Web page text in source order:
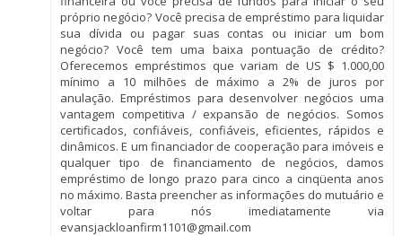
próprio negócio? Você precisa de empréstimo para liquidar
sua dívida ou pagar suas contas ou iniciar um bom
negócio? Você tem uma baixa pontuação de crédito?
Oferecemos empréstimos que variam de US $ 1.000,00
mínimo a 10 milhões de máximo a 2% de juros por
anulação. Empréstimos para desenvolver negócios uma
vantagem competitiva / expansão de negócios. Somos
certificados, confiáveis, confiáveis, eficientes, rápidos e
dinâmicos. E um financiador de cooperação para imóveis e
qualquer tipo de financiamento de negócios, damos
empréstimo de longo prazo para cinco a cinqüenta anos
no máximo. Basta preencher as informações do mutuário e
voltar para nós imediatamente via
evansjackloanfirm1101@gmail.com